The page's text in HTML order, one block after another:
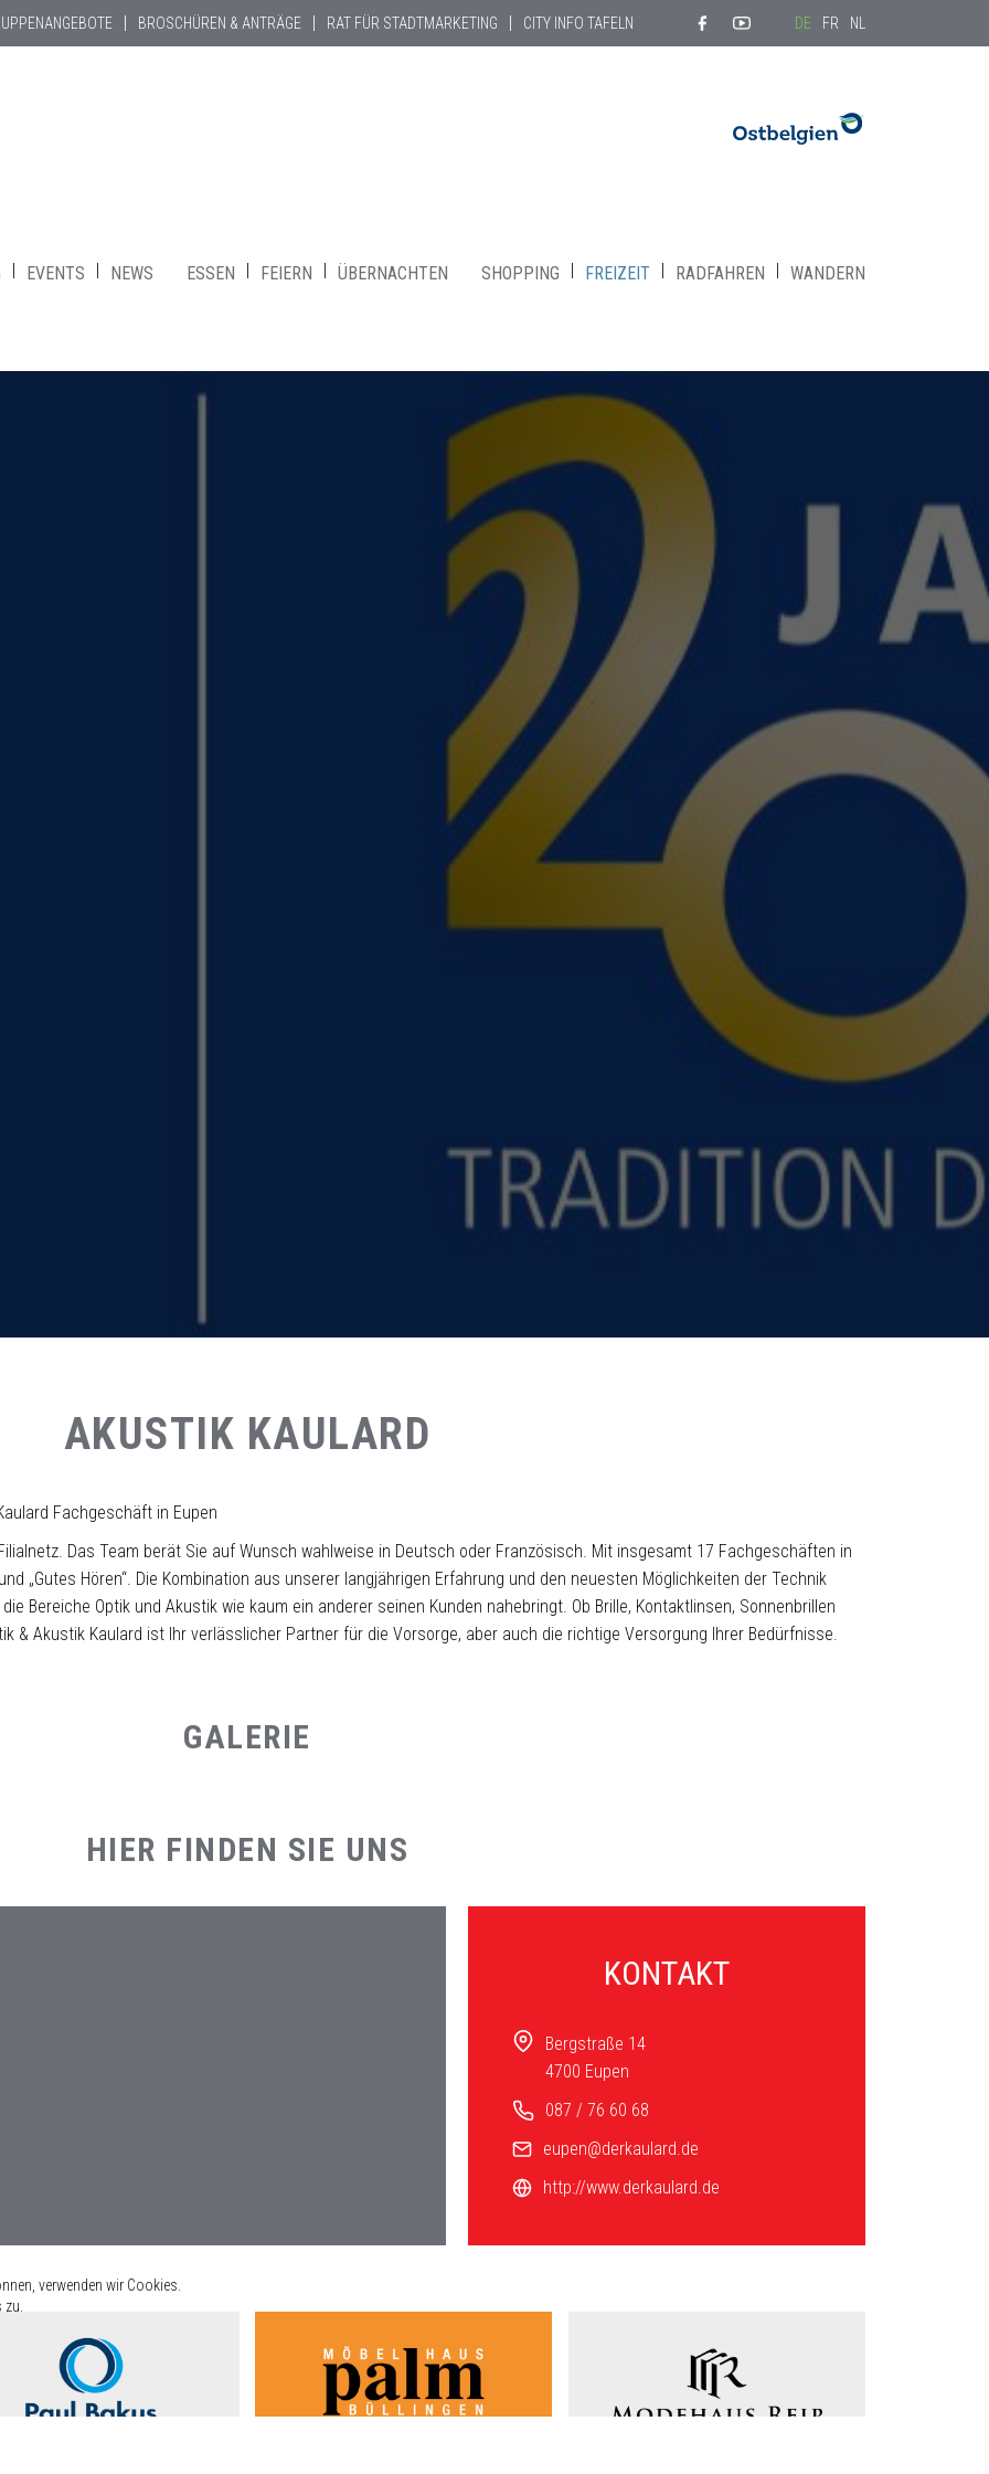
BROSCHÜREN & ANTRÄGE RAT FÜR STADTMARKETING CITY INFO TAFELN DE FR NL
EVENTS NEWS ESSEN FEIERN ÜBERNACHTEN SHOPPING FREIZEIT RADFAHREN WANDERN
AKUSTIK KAULARD
Fachgeschäft in Eupen
Das Team berät Sie auf Wunsch wahlweise in Deutsch oder Französisch. Mit insgesamt 17 Fachgeschäften in
„Gutes Hören“. Die Kombination aus unserer langjährigen Erfahrung und den neuesten Möglichkeiten der Technik
Bereiche Optik und Akustik wie kaum ein anderer seinen Kunden nahebringt. Ob Brille, Kontaktlinsen, Sonnenbrillen
& Akustik Kaulard ist Ihr verlässlicher Partner für die Vorsorge, aber auch die richtige Versorgung Ihrer Bedürfnisse.
GALERIE
HIER FINDEN SIE UNS
KONTAKT
Bergstraße 14
4700 Eupen
087 / 76 60 68
eupen@derkaulard.de
http://www.derkaulard.de
verwenden wir Cookies.